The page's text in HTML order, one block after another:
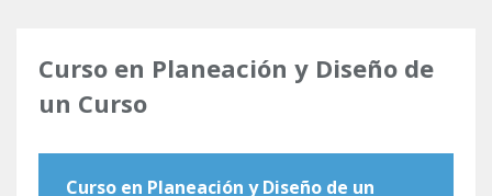
Curso en Planeación y Diseño de
un Curso
Curso en Planeación y Diseño de un